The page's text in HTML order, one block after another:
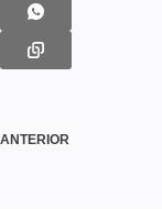
ANTERIOR